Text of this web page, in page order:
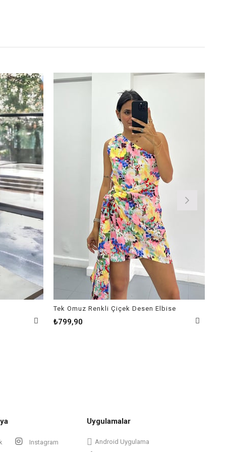
Tek Omuz Renkli Çiçek Desen Elbise
₺799,90
Instagram
Uygulamalar
Android Uygulama